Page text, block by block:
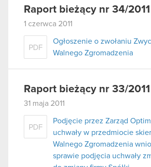
Raport bieżący nr 34/2011
1 czerwca 2011
PDF
Ogłoszenie o zwołaniu
Walnego Zgromadzenia
Raport bieżący nr 33/2011
31 maja 2011
PDF
Podjęcie przez Zarząd
uchwały w przedmiocie
Walnego Zgromadzenia
sprawie podjęcia uchwały